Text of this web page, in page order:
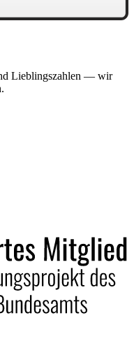
Lieblingszahlen — wir